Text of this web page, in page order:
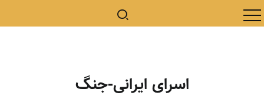
اسرای ایرانی-جنگ